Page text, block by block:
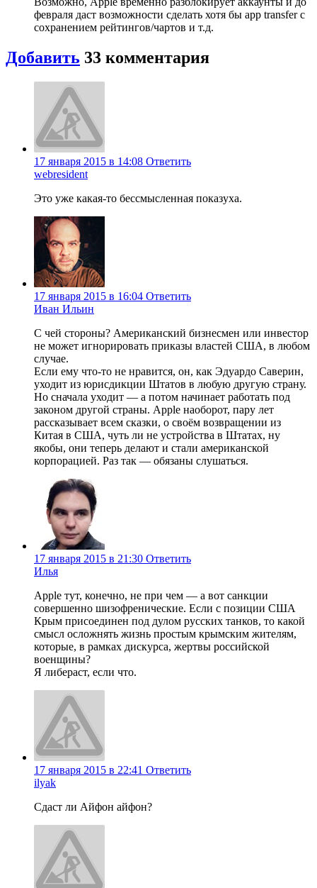
февраля даст возможности сделать хотя бы app transfer с
сохранением рейтингов/чартов и т.д.
Добавить 33 комментария
17 января 2015 в 14:08 Ответить
webresident
Это уже какая-то бессмысленная показуха.
17 января 2015 в 16:04 Ответить
Иван Ильин
С чей стороны? Американский бизнесмен или инвестор
не может игнорировать приказы властей США, в любом
случае.
Если ему что-то не нравится, он, как Эдуардо Саверин,
уходит из юрисдикции Штатов в любую другую страну.
Но сначала уходит — а потом начинает работать под
законом другой страны. Apple наоборот, пару лет
рассказывает всем сказки, о своём возвращении из
Китая в США, чуть ли не устройства в Штатах, ну
якобы, они теперь делают и стали американской
корпорацией. Раз так — обязаны слушаться.
17 января 2015 в 21:30 Ответить
Илья
Apple тут, конечно, не при чем — а вот санкции
совершенно шизофренические. Если с позиции США
Крым присоединен под дулом русских танков, то какой
смысл осложнять жизнь простым крымским жителям,
которые, в рамках дискурса, жертвы российской
военщины?
Я либераст, если что.
17 января 2015 в 22:41 Ответить
ilyak
Сдаст ли Айфон айфон?